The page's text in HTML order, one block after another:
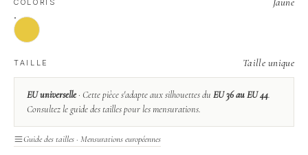
TAILLE Taille unique
EU universelle· Cette pièce s'adapte aux silhouettes du EU 36 au EU 44.
Consultez le guide des tailles pour les mensurations.
Guide des tailles · Mensurations européennes